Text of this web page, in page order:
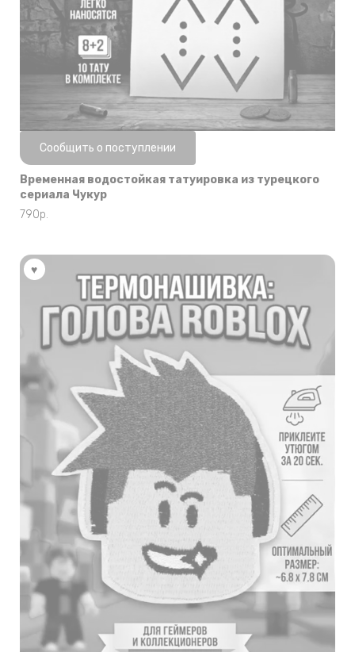
Нет в наличии
Сообщить о поступлении
Временная водостойкая татуировка из турецкого
сериала Чукур
790р.